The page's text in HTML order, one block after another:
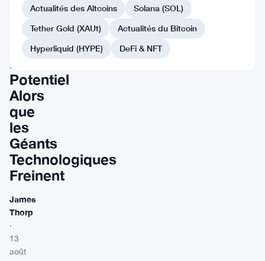
Confronté
Revers
Potentiel
Alors
que
les
Géants
Technologiques
Freinent
James
Thorp
·
13
août
Actualités des Altcoins
Solana (SOL)
Tether Gold (XAUt)
Actualités du Bitcoin
Hyperliquid (HYPE)
DeFi & NFT